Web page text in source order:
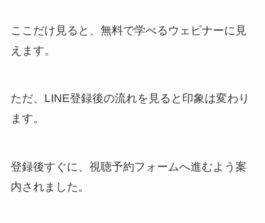
ここだけ見ると、無料で学べるウェビナーに見
えます。
ただ、LINE登録後の流れを見ると印象は変わり
ます。
登録後すぐに、視聴予約フォームへ進むよう案
内されました。